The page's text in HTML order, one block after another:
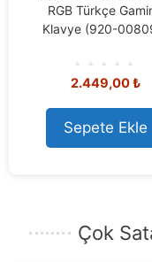
RGB Türkçe
Klavye (920-
0
u
t
o
f
2.449,00₺
Sepete Ekle
Çok